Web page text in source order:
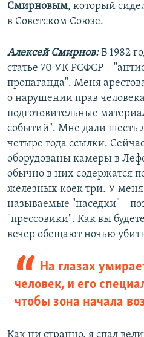
Смирновым, который
в Советском Союзе.
Алексей Смирнов:В 1982
статье 70 УК РСФСР –
пропаганда". Меня
о нарушении прав
подготовительные
событий". Мне дали шесть
четыре года ссылки.
оборудованы камеры в
обычно в них содержатся
железных коек три. У меня
называемые "наседки" –
"прессовики". Как вы
вечер обещают ночью
На глазах
человек, и его
чтобы зона начала